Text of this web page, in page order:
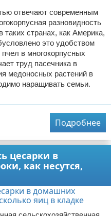
отвечают современным
разновидность
странах, как Америка,
это удобством
в многокорпусных
труд пасечника в
медоносных растений в
наращивать семьи.
Подробнее
цесарки в
как несутся,